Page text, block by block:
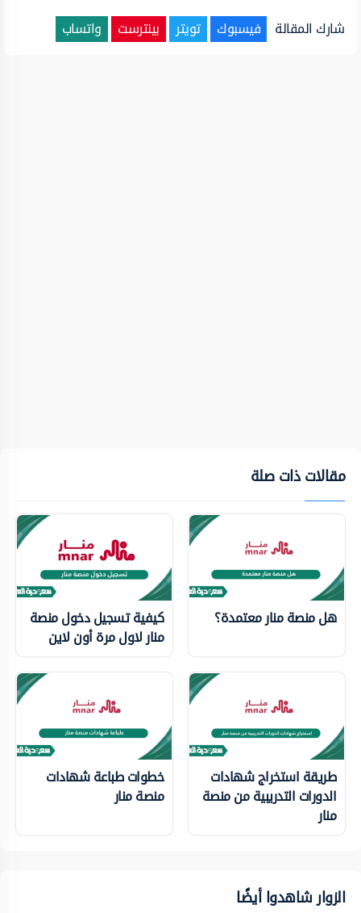
شارك المقالة فيسبوك تويتر بينترست واتساب
مقالات ذات صلة
هل منصة منار معتمدة؟ كيفية تسجيل دخول منصة
منار لاول مرة أون لاين
طريقة استخراج شهادات
الدورات التدريبية من منصة
منار
خطوات طباعة شهادات
منصة منار
الزوار شاهدوا أيضًا